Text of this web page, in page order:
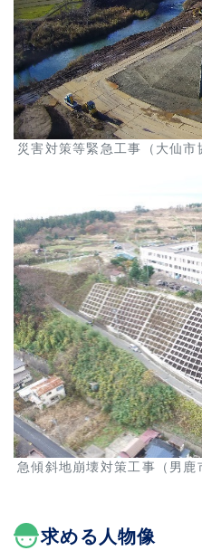
災害対策等緊急工事（大仙市
急傾斜地崩壊対策工事（男鹿
求める人物像